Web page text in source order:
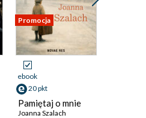
Promocja
ebook
20 pkt
Pamiętaj o mnie
Joanna Szalach